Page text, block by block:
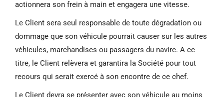
actionnera son frein à main et engagera une vitesse.
Le Client sera seul responsable de toute dégradation ou
dommage que son véhicule pourrait causer sur les autres
véhicules, marchandises ou passagers du navire. A ce
titre, le Client relèvera et garantira la Société pour tout
recours qui serait exercé à son encontre de ce chef.
Le Client devra se présenter avec son véhicule au moins